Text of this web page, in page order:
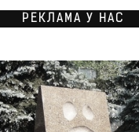
РЕКЛАМА У НАС